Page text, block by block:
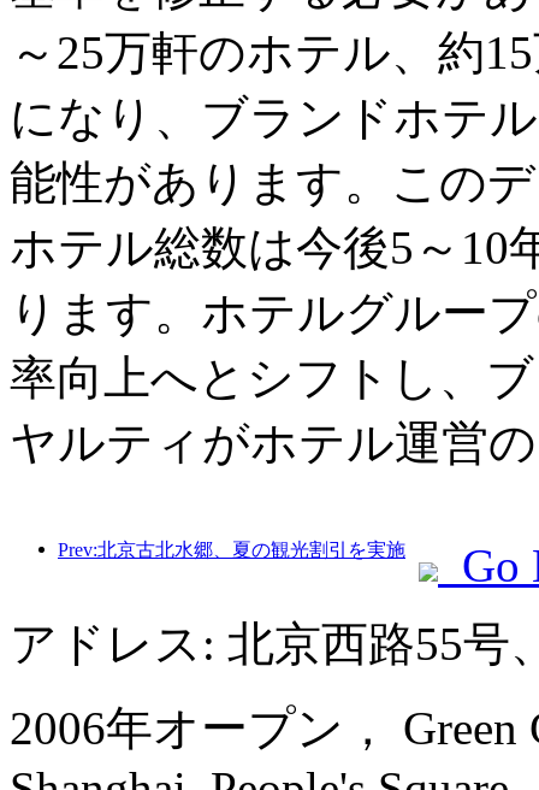
～25万軒のホテル、約
になり、ブランドホテ
能性があります。この
ホテル総数は今後5～10
ります。ホテルグルー
率向上へとシフトし、
ヤルティがホテル運営
Prev:北京古北水郷、夏の観光割引を実施
Go
アドレス: 北京西路55号
2006年オープン， Green